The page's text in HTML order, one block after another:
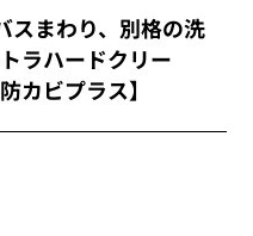
まわり、別格の洗
ラハードクリー
ビプラス】